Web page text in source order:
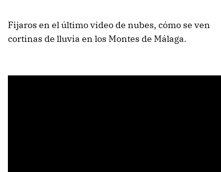
Fijaros en el último video de nubes, cómo se ven
cortinas de lluvia en los Montes de Málaga.